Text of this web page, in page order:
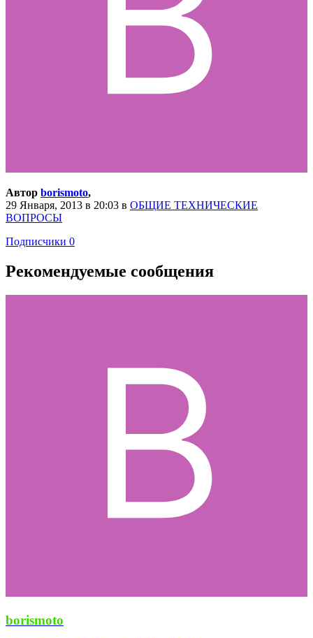
Автор borismoto,
29 Января, 2013 в 20:03 в ОБЩИЕ ТЕХНИЧЕСКИЕ
ВОПРОСЫ
Подписчики 0
Рекомендуемые сообщения
borismoto